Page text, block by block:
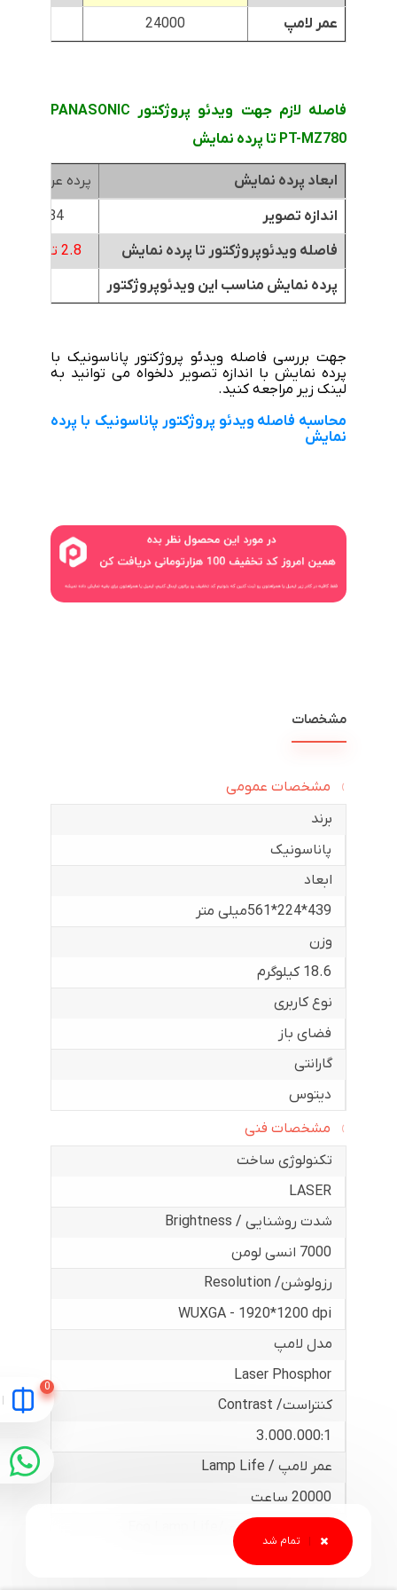
عمر لامپ
24000
فاصله لازم جهت ویدئو پروژکتور PANASONIC
PT-MZ780 تا پرده نمایش
ابعاد پرده نمایش
پرده عرض 1.8متر
اندازه تصویر
84 اینچ
فاصله ویدئوپروژکتور تا پرده نمایش
2.8 تا 4.9 متر
پرده نمایش مناسب این ویدئوپروژکتور
جهت بررسی فاصله ویدئو پروژکتور پاناسونیک با
پرده نمایش با اندازه تصویر دلخواه می توانید به
لینک زیر مراجعه کنید.
محاسبه فاصله ویدئو پروژکتور پاناسونیک با پرده
نمایش
مشخصات
مشخصات عمومی
برند
پاناسونیک
ابعاد
439*224*561میلی متر
وزن
18.6 کیلوگرم
نوع کاربری
فضای باز
گارانتی
دیتوس
مشخصات فنی
تکنولوژی ساخت
LASER
شدت روشنایی / Brightness
7000 انسی لومن
رزولوشن/ Resolution
WUXGA - 1920*1200 dpi
مدل لامپ
Laser Phosphor
کنتراست/ Contrast
3.000.000:1
عمر لامپ / Lamp Life
20000 ساعت
عمر لامپ اقتصادی/Eco Lamp Life